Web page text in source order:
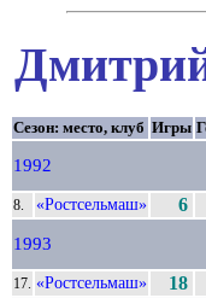
Сезон: место, клуб Игры
1992
8. «Ростсельмаш» 6
1993
17. «Ростсельмаш» 18